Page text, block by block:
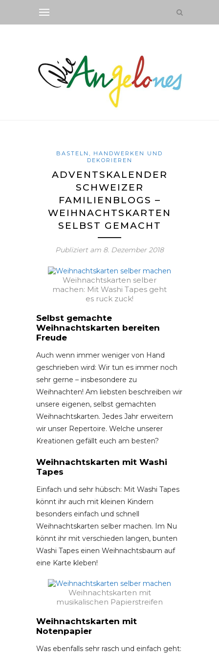
BASTELN, HANDWERKEN UND
DEKORIEREN
ADVENTSKALENDER
SCHWEIZER
FAMILIENBLOGS –
WEIHNACHTSKARTEN
SELBST GEMACHT
Publiziert am 8. Dezember 2018
Weihnachtskarten selber
machen: Mit Washi Tapes geht
es ruck zuck!
Selbst gemachte
Weihnachtskarten bereiten
Freude
Auch wenn immer weniger von Hand
geschrieben wird: Wir tun es immer noch
sehr gerne – insbesondere zu
Weihnachten! Am liebsten beschreiben wir
unsere eigenen, selbst gemachten
Weihnachtskarten. Jedes Jahr erweitern
wir unser Repertoire. Welche unserer
Kreationen gefällt euch am besten?
Weihnachtskarten mit Washi
Tapes
Einfach und sehr hübsch: Mit Washi Tapes
könnt ihr auch mit kleinen Kindern
besonders einfach und schnell
Weihnachtskarten selber machen. Im Nu
könnt ihr mit verschieden langen, bunten
Washi Tapes einen Weihnachtsbaum auf
eine Karte kleben!
Weihnachtskarten mit
musikalischen Papierstreifen
Weihnachtskarten mit
Notenpapier
Was ebenfalls sehr rasch und einfach geht: